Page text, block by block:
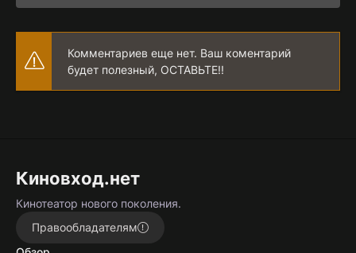
Комментариев еще нет. Ваш коментарий
будет полезный, ОСТАВЬТЕ!!
Киновход.нет
Кинотеатор нового поколения.
Правообладателям